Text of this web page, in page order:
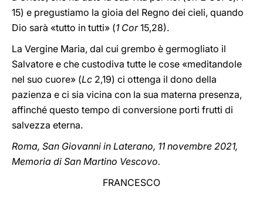
15) e pregustiamo la gioia del Regno dei cieli, quando
Dio sarà «tutto in tutti» (1 Cor15,28).
La Vergine Maria, dal cui grembo è germogliato il
Salvatore e che custodiva tutte le cose «meditandole
nel suo cuore» (Lc 2,19) ci ottenga il dono della
pazienza e ci sia vicina con la sua materna presenza,
affinché questo tempo di conversione porti frutti di
salvezza eterna.
Roma, San Giovanni in Laterano, 11 novembre 2021,
Memoria di San Martino Vescovo.
FRANCESCO